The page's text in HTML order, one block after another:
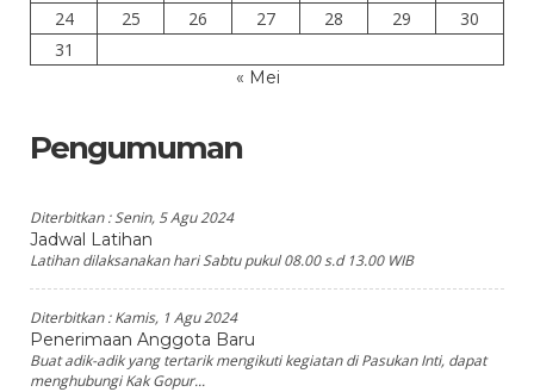
24
25 26 27 28 29
30
31
« Mei
Pengumuman
Diterbitkan :Senin, 5 Agu 2024
Jadwal Latihan
Latihan dilaksanakan hari Sabtu pukul 08.00 s.d 13.00 WIB
Diterbitkan :Kamis, 1 Agu 2024
Penerimaan Anggota Baru
Buat adik-adik yang tertarik mengikuti kegiatan di Pasukan Inti, dapat
menghubungi Kak Gopur...